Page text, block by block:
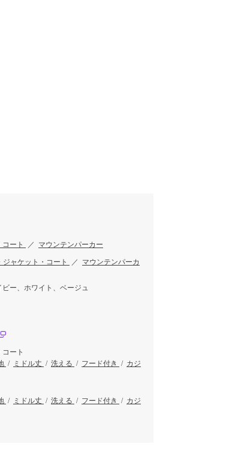
ート ／ マウンテンパーカー
ジャケット・コート ／ マウンテンパーカ
ー、ホワイト、ベージュ
ート
/ ミドル丈 / 洗える / フード付き / カジ
/ ミドル丈 / 洗える / フード付き / カジ